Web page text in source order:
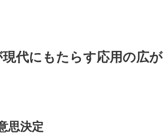
代にもたらす応用の広が
思決定